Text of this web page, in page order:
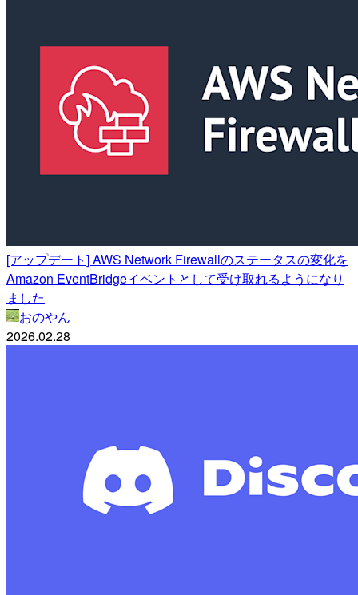
[アップデート] AWS Network Firewallのステータスの変化を
Amazon EventBridgeイベントとして受け取れるようになり
ました
おのやん
2026.02.28